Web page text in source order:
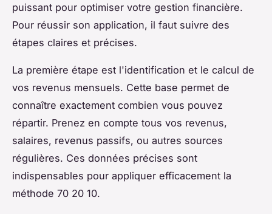
puissant pour optimiser votre gestion financière.
Pour réussir son application, il faut suivre des
étapes claires et précises.
La première étape est l'identification et le calcul de
vos revenus mensuels. Cette base permet de
connaître exactement combien vous pouvez
répartir. Prenez en compte tous vos revenus,
salaires, revenus passifs, ou autres sources
régulières. Ces données précises sont
indispensables pour appliquer efficacement la
méthode 70 20 10.